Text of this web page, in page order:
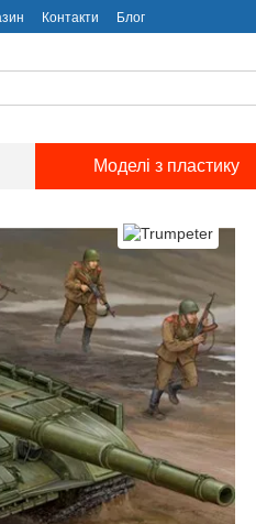
Контакти Блог
Моделі з пластику